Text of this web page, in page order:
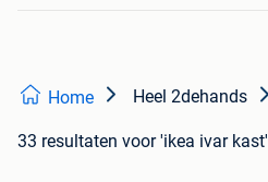
Home Heel 2dehands
33 resultaten voor 'ikea ivar kast'